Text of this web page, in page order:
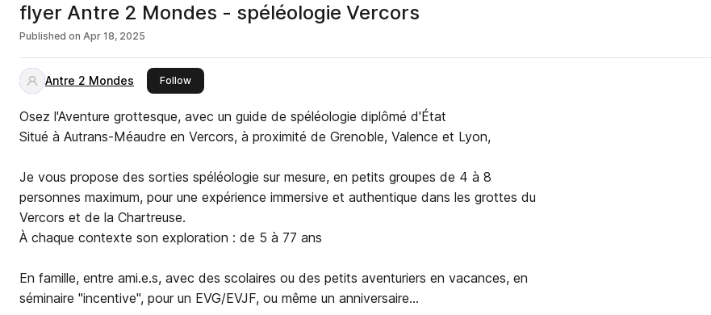
flyer Antre 2 Mondes - spéléologie Vercors
Published on Apr 18, 2025
Antre 2 Mondes Followthis publisher
Osez l'Aventure grottesque, avec un guide de spéléologie diplômé d'État
Situé à Autrans-Méaudre en Vercors, à proximité de Grenoble, Valence et Lyon,
Je vous propose des sorties spéléologie sur mesure, en petits groupes de 4 à 8
personnes maximum, pour une expérience immersive et authentique dans les grottes du
Vercors et de la Chartreuse.
À chaque contexte son exploration : de 5 à 77 ans
En famille, entre ami.e.s, avec des scolaires ou des petits aventuriers en vacances, en
séminaire "incentive", pour un EVG/EVJF, ou même un anniversaire...